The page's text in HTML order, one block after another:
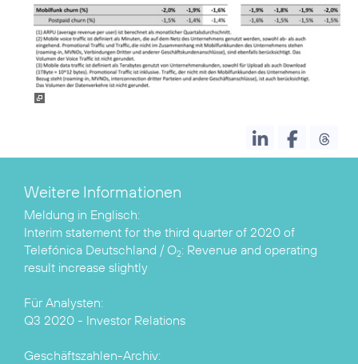
Weitere Informationen
Interim statement for the third quarter of 2020 of
Telefónica Deutschland / O2: Revenue and operating
result increase slightly
Q3 2020 - Investor Relations